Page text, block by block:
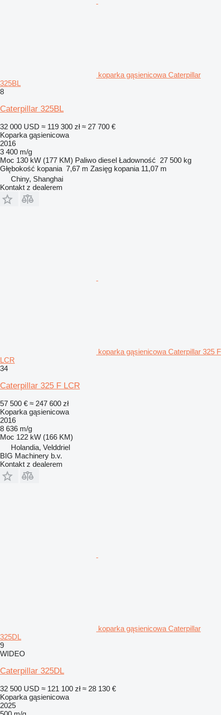
koparka gąsienicowa Caterpillar
325BL
8
Caterpillar 325BL
32 000 USD ≈ 119 300 zł ≈ 27 700 €
Koparka gąsienicowa
2016
3 400 m/g
Moc 130 kW (177 KM) Paliwo diesel Ładowność 27 500 kg
Głębokość kopania 7,67 m Zasięg kopania 11,07 m
Chiny, Shanghai
Kontakt z dealerem
koparka gąsienicowa Caterpillar 325 F
LCR
34
Caterpillar 325 F LCR
57 500 € ≈ 247 600 zł
Koparka gąsienicowa
2016
8 636 m/g
Moc 122 kW (166 KM)
Holandia, Velddriel
BIG Machinery b.v.
Kontakt z dealerem
koparka gąsienicowa Caterpillar
325DL
9
WIDEO
Caterpillar 325DL
32 500 USD ≈ 121 100 zł ≈ 28 130 €
Koparka gąsienicowa
2025